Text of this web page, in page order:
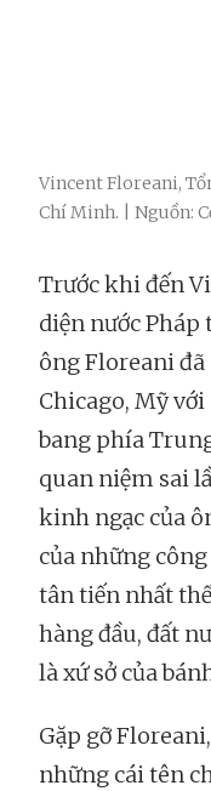
Vincent Floreani,
Chí Minh. | Nguồn:
Trước khi đến
diện nước
ông Floreani
Chicago, Mỹ với
bang phía
quan niệm sai
kinh ngạc của
của những
tân tiến nhất
hàng đầu, đất
là xứ sở của
Gặp gỡ
những cái tên